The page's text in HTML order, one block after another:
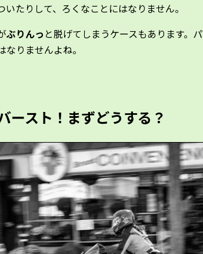
たりして、ろくなことにはなりません。
ぶりんっ と脱げてしまうケースもあります。
りませんよね。
ースト！まずどうする？